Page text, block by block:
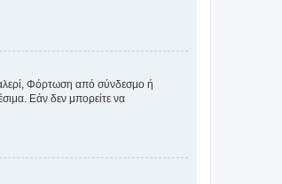
Φόρτωση από σύνδεσμο ή
Εάν δεν μπορείτε να